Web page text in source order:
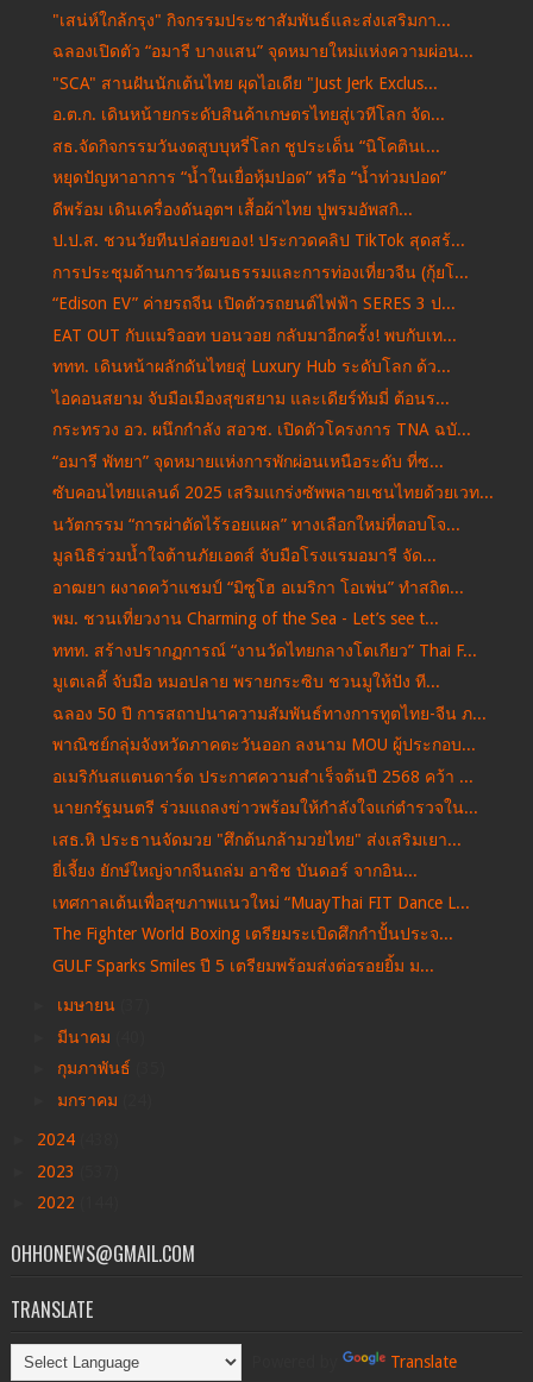
"เสน่ห์ใกล้กรุง" กิจกรรมประชาสัมพันธ์และส่งเสริมกา...
ฉลองเปิดตัว “อมารี บางแสน” จุดหมายใหม่แห่งความผ่อน...
"SCA" สานฝันนักเต้นไทย ผุดไอเดีย "Just Jerk Exclus...
อ.ต.ก. เดินหน้ายกระดับสินค้าเกษตรไทยสู่เวทีโลก จัด...
สธ.จัดกิจกรรมวันงดสูบบุหรี่โลก ชูประเด็น “นิโคตินเ...
หยุดปัญหาอาการ “น้ำในเยื่อหุ้มปอด” หรือ “น้ำท่วมปอด”
ดีพร้อม เดินเครื่องดันอุตฯ เสื้อผ้าไทย ปูพรมอัพสกิ...
ป.ป.ส. ชวนวัยทีนปล่อยของ! ประกวดคลิป TikTok สุดสร้...
การประชุมด้านการวัฒนธรรมและการท่องเที่ยวจีน (กุ้ยโ...
“Edison EV” ค่ายรถจีน เปิดตัวรถยนต์ไฟฟ้า SERES 3 ป...
EAT OUT กับแมริออท บอนวอย กลับมาอีกครั้ง! พบกับเท...
ททท. เดินหน้าผลักดันไทยสู่ Luxury Hub ระดับโลก ด้ว...
ไอคอนสยาม จับมือเมืองสุขสยาม และเดียร์ทัมมี่ ต้อนร...
กระทรวง อว. ผนึกกำลัง สอวช. เปิดตัวโครงการ TNA ฉบั...
“อมารี พัทยา” จุดหมายแห่งการพักผ่อนเหนือระดับ ที่ซ...
ซับคอนไทยแลนด์ 2025 เสริมแกร่งซัพพลายเชนไทยด้วยเวท...
นวัตกรรม “การผ่าตัดไร้รอยแผล” ทางเลือกใหม่ที่ตอบโจ...
มูลนิธิร่วมน้ำใจต้านภัยเอดส์ จับมือโรงแรมอมารี จัด...
อาฒยา ผงาดคว้าแชมป์ “มิซูโฮ อเมริกา โอเพ่น” ทำสถิต...
พม. ชวนเที่ยวงาน Charming of the Sea - Let’s see t...
ททท. สร้างปรากฏการณ์ “งานวัดไทยกลางโตเกียว” Thai F...
มูเตเลดี้ จับมือ หมอปลาย พรายกระซิบ ชวนมูให้ปัง ที...
ฉลอง 50 ปี การสถาปนาความสัมพันธ์ทางการทูตไทย-จีน ภ...
พาณิชย์กลุ่มจังหวัดภาคตะวันออก ลงนาม MOU ผู้ประกอบ...
อเมริกันสแตนดาร์ด ประกาศความสำเร็จต้นปี 2568 คว้า ...
นายกรัฐมนตรี ร่วมแถลงข่าวพร้อมให้กำลังใจแก่ตำรวจใน...
เสธ.หิ ประธานจัดมวย "ศึกต้นกล้ามวยไทย" ส่งเสริมเยา...
ยี่เจี้ยง ยักษ์ใหญ่จากจีนถล่ม อาชิช บันดอร์ จากอิน...
เทศกาลเต้นเพื่อสุขภาพแนวใหม่ “MuayThai FIT Dance L...
The Fighter World Boxing เตรียมระเบิดศึกกำปั้นประจ...
GULF Sparks Smiles ปี 5 เตรียมพร้อมส่งต่อรอยยิ้ม ม...
เมษายน
มีนาคม
กุมภาพันธ์
มกราคม
2024
2023
2022
OHHONEWS@GMAIL.COM
TRANSLATE
Translate